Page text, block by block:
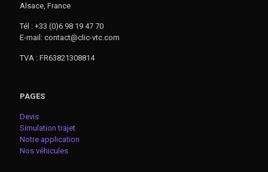
Alsace, France
Tél : +33 (0)6 98 19 47 70
E-mail: contact@clic-vtc.com
TVA : FR63821308814
PAGES
Devis
Simulation trajet
Notre application
Nos véhicules